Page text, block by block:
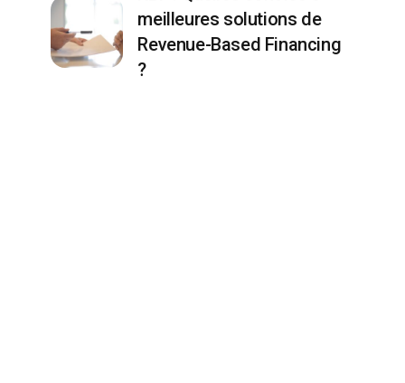
meilleures solutions de
Revenue-Based Financing
?